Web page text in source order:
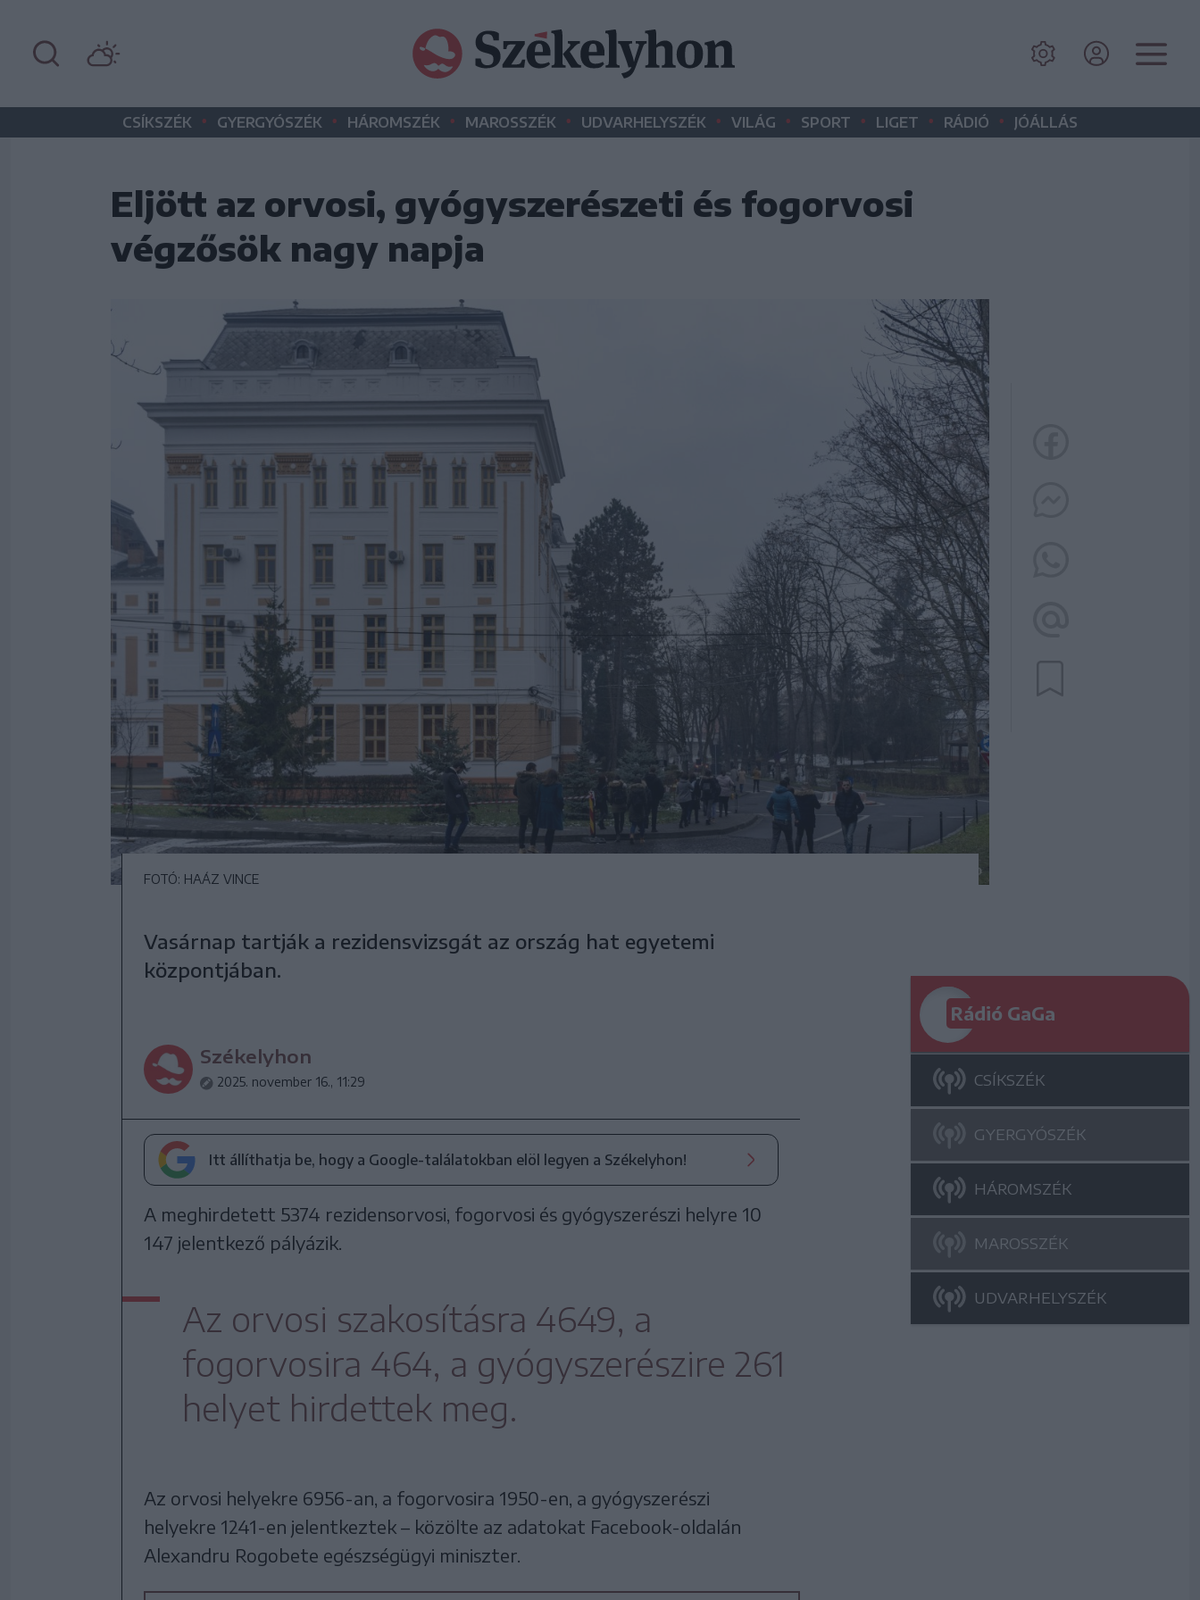
CSÍKSZÉK • GYERGYÓSZÉK • HÁROMSZÉK • MAROSSZÉK • UDVARHELYSZÉK • VILÁG • SPORT • LIGET • RÁDIÓ • JÓÁLLÁS
Eljött az orvosi, gyógyszerészeti és fogorvosi
végzősök nagy napja
FOTÓ: HAÁZ VINCE
Vasárnap tartják a rezidensvizsgát az ország hat egyetemi
központjában.
Székelyhon
2025. november 16., 11:29
Itt állíthatja be, hogy a Google-találatokban elöl legyen a Székelyhon!
A meghirdetett 5374 rezidensorvosi, fogorvosi és gyógyszerészi helyre 10
147 jelentkező pályázik.
Az orvosi szakosításra 4649, a
fogorvosira 464, a gyógyszerészire 261
helyet hirdettek meg.
Az orvosi helyekre 6956-an, a fogorvosira 1950-en, a gyógyszerészi
helyekre 1241-en jelentkeztek – közölte az adatokat Facebook-oldalán
Alexandru Rogobete egészségügyi miniszter.
Rádió GaGa
CSÍKSZÉK
GYERGYÓSZÉK
HÁROMSZÉK
MAROSSZÉK
UDVARHELYSZÉK